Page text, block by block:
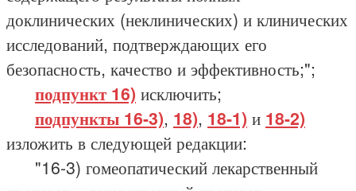
доклинических (неклинических) и клинических
исследований, подтверждающих его
безопасность, качество и эффективность;";
подпункт 16) исключить;
подпункты 16-3), 18), 18-1) и 18-2)
изложить в следующей редакции:
"16-3) гомеопатический лекарственный